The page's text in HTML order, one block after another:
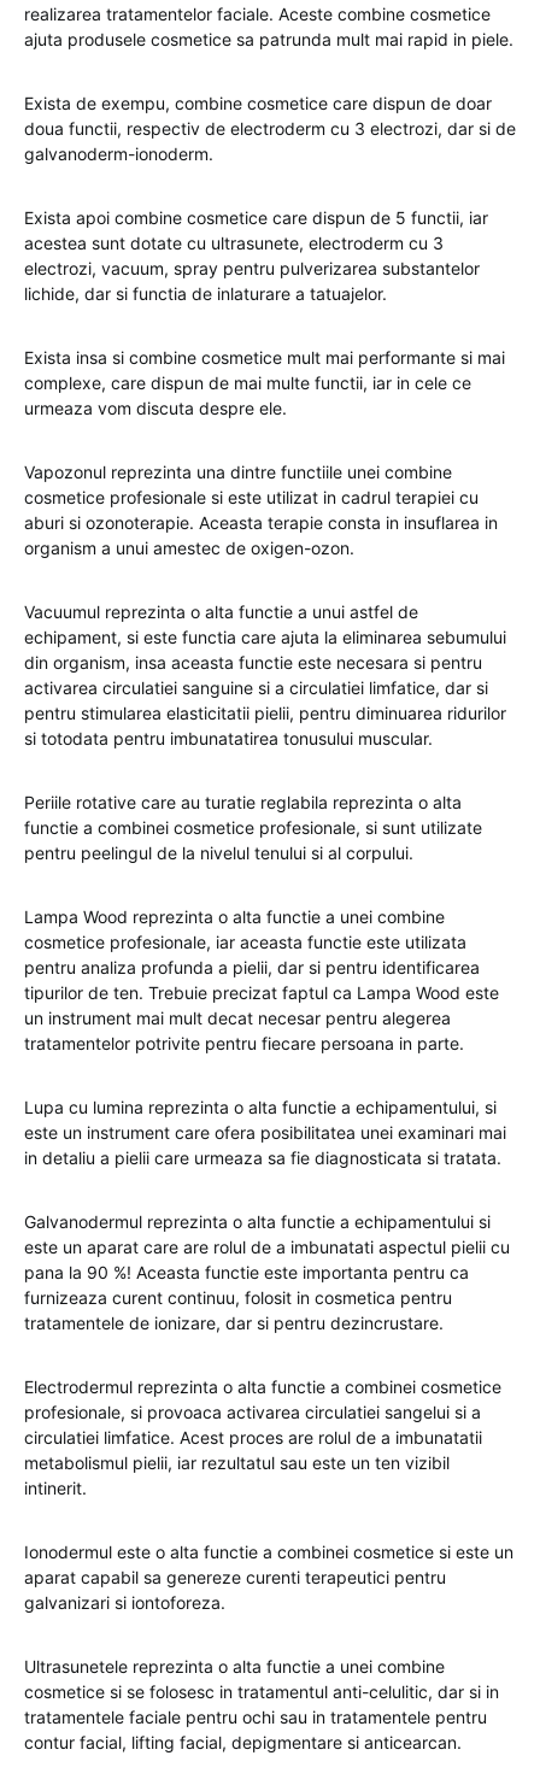
realizarea tratamentelor faciale. Aceste combine cosmetice
ajuta produsele cosmetice sa patrunda mult mai rapid in piele.
Exista de exempu, combine cosmetice care dispun de doar
doua functii, respectiv de electroderm cu 3 electrozi, dar si de
galvanoderm-ionoderm.
Exista apoi combine cosmetice care dispun de 5 functii, iar
acestea sunt dotate cu ultrasunete, electroderm cu 3
electrozi, vacuum, spray pentru pulverizarea substantelor
lichide, dar si functia de inlaturare a tatuajelor.
Exista insa si combine cosmetice mult mai performante si mai
complexe, care dispun de mai multe functii, iar in cele ce
urmeaza vom discuta despre ele.
Vapozonul reprezinta una dintre functiile unei combine
cosmetice profesionale si este utilizat in cadrul terapiei cu
aburi si ozonoterapie. Aceasta terapie consta in insuflarea in
organism a unui amestec de oxigen-ozon.
Vacuumul reprezinta o alta functie a unui astfel de
echipament, si este functia care ajuta la eliminarea sebumului
din organism, insa aceasta functie este necesara si pentru
activarea circulatiei sanguine si a circulatiei limfatice, dar si
pentru stimularea elasticitatii pielii, pentru diminuarea ridurilor
si totodata pentru imbunatatirea tonusului muscular.
Periile rotative care au turatie reglabila reprezinta o alta
functie a combinei cosmetice profesionale, si sunt utilizate
pentru peelingul de la nivelul tenului si al corpului.
Lampa Wood reprezinta o alta functie a unei combine
cosmetice profesionale, iar aceasta functie este utilizata
pentru analiza profunda a pielii, dar si pentru identificarea
tipurilor de ten. Trebuie precizat faptul ca Lampa Wood este
un instrument mai mult decat necesar pentru alegerea
tratamentelor potrivite pentru fiecare persoana in parte.
Lupa cu lumina reprezinta o alta functie a echipamentului, si
este un instrument care ofera posibilitatea unei examinari mai
in detaliu a pielii care urmeaza sa fie diagnosticata si tratata.
Galvanodermul reprezinta o alta functie a echipamentului si
este un aparat care are rolul de a imbunatati aspectul pielii cu
pana la 90 %! Aceasta functie este importanta pentru ca
furnizeaza curent continuu, folosit in cosmetica pentru
tratamentele de ionizare, dar si pentru dezincrustare.
Electrodermul reprezinta o alta functie a combinei cosmetice
profesionale, si provoaca activarea circulatiei sangelui si a
circulatiei limfatice. Acest proces are rolul de a imbunatatii
metabolismul pielii, iar rezultatul sau este un ten vizibil
intinerit.
Ionodermul este o alta functie a combinei cosmetice si este un
aparat capabil sa genereze curenti terapeutici pentru
galvanizari si iontoforeza.
Ultrasunetele reprezinta o alta functie a unei combine
cosmetice si se folosesc in tratamentul anti-celulitic, dar si in
tratamentele faciale pentru ochi sau in tratamentele pentru
contur facial, lifting facial, depigmentare si anticearcan.